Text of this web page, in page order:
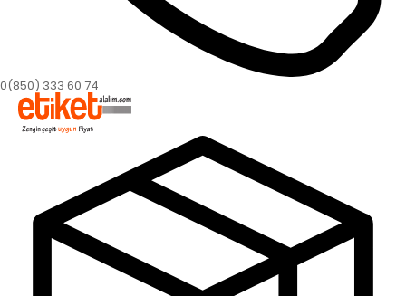
0(850) 333 60 74